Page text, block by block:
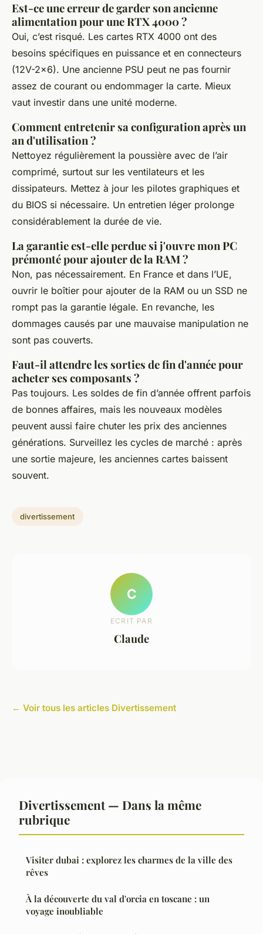
Est-ce une erreur de garder son ancienne
alimentation pour une RTX 4000 ?
Oui, c’est risqué. Les cartes RTX 4000 ont des
besoins spécifiques en puissance et en connecteurs
(12V-2x6). Une ancienne PSU peut ne pas fournir
assez de courant ou endommager la carte. Mieux
vaut investir dans une unité moderne.
Comment entretenir sa configuration après un
an d'utilisation ?
Nettoyez régulièrement la poussière avec de l’air
comprimé, surtout sur les ventilateurs et les
dissipateurs. Mettez à jour les pilotes graphiques et
du BIOS si nécessaire. Un entretien léger prolonge
considérablement la durée de vie.
La garantie est-elle perdue si j'ouvre mon PC
prémonté pour ajouter de la RAM ?
Non, pas nécessairement. En France et dans l’UE,
ouvrir le boîtier pour ajouter de la RAM ou un SSD ne
rompt pas la garantie légale. En revanche, les
dommages causés par une mauvaise manipulation ne
sont pas couverts.
Faut-il attendre les sorties de fin d'année pour
acheter ses composants ?
Pas toujours. Les soldes de fin d’année offrent parfois
de bonnes affaires, mais les nouveaux modèles
peuvent aussi faire chuter les prix des anciennes
générations. Surveillez les cycles de marché : après
une sortie majeure, les anciennes cartes baissent
souvent.
divertissement
C
ECRIT PAR
Claude
← Voir tous les articles Divertissement
Divertissement — Dans la même
rubrique
Visiter dubai : explorez les charmes de la ville des
rêves
À la découverte du val d'orcia en toscane : un
voyage inoubliable